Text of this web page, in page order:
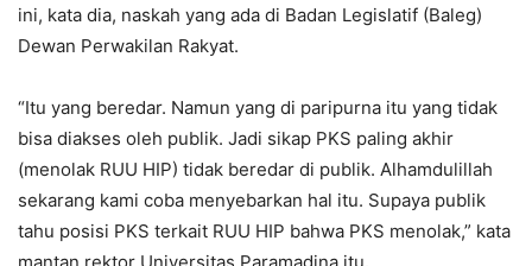
ini, kata dia, naskah yang ada di Badan Legislatif (Baleg)
Dewan Perwakilan Rakyat.
“Itu yang beredar. Namun yang di paripurna itu yang tidak
bisa diakses oleh publik. Jadi sikap PKS paling akhir
(menolak RUU HIP) tidak beredar di publik. Alhamdulillah
sekarang kami coba menyebarkan hal itu. Supaya publik
tahu posisi PKS terkait RUU HIP bahwa PKS menolak,” kata